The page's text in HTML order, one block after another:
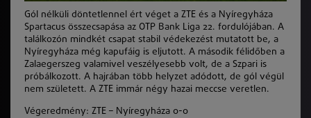
Gól nélküli döntetlennel ért véget a ZTE és a Nyíregyháza
Spartacus összecsapása az OTP Bank Liga 22. fordulójában. A
találkozón mindkét csapat stabil védekezést mutatott be, a
Nyíregyháza még kapufáig is eljutott. A második félidőben a
Zalaegerszeg valamivel veszélyesebb volt, de a Szpari is
próbálkozott. A hajrában több helyzet adódott, de gól végül
nem született. A ZTE immár négy hazai meccse veretlen.
Végeredmény: ZTE – Nyíregyháza 0-0